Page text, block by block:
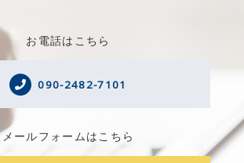
お電話はこちら
090-2482-7101
メールフォームはこちら